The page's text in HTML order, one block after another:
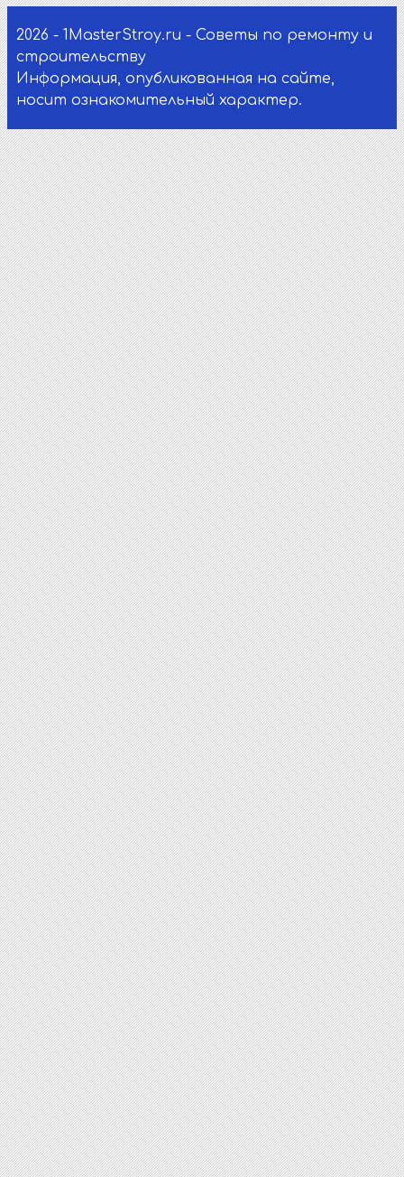
2026 - 1MasterStroy.ru - Советы по ремонту и
строительству
Информация, опубликованная на сайте,
носит ознакомительный характер.